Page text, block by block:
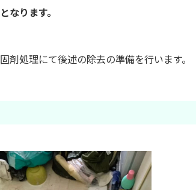
なります。
処理にて後述の除去の準備を行います。